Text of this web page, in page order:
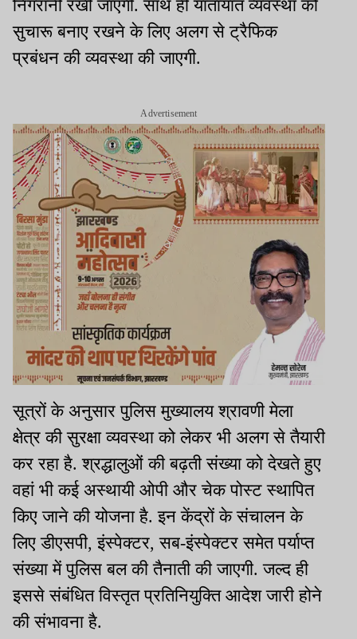
निगरानी रखी जाएगी. साथ ही यातायात व्यवस्था को
सुचारू बनाए रखने के लिए अलग से ट्रैफिक
प्रबंधन की व्यवस्था की जाएगी.
Advertisement
सूत्रों के अनुसार पुलिस मुख्यालय श्रावणी मेला
क्षेत्र की सुरक्षा व्यवस्था को लेकर भी अलग से तैयारी
कर रहा है. श्रद्धालुओं की बढ़ती संख्या को देखते हुए
वहां भी कई अस्थायी ओपी और चेक पोस्ट स्थापित
किए जाने की योजना है. इन केंद्रों के संचालन के
लिए डीएसपी, इंस्पेक्टर, सब-इंस्पेक्टर समेत पर्याप्त
संख्या में पुलिस बल की तैनाती की जाएगी. जल्द ही
इससे संबंधित विस्तृत प्रतिनियुक्ति आदेश जारी होने
की संभावना है.